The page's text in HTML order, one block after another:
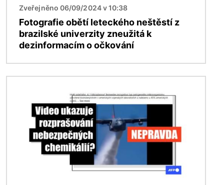
Zveřejněno 06/09/2024 v 10:38
Fotografie obětí leteckého neštěstí z
brazilské univerzity zneužitá k
dezinformacím o očkování